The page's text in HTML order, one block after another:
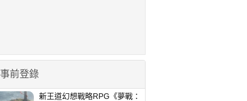
事前登錄
新王道幻想戰略RPG《夢戰：